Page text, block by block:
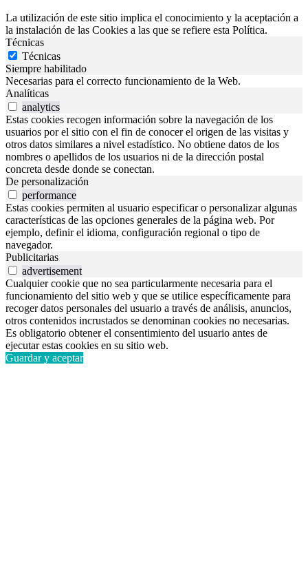
La utilización de este sitio implica el conocimiento y la aceptación a
la instalación de las Cookies a las que se refiere esta Política.
Técnicas
Técnicas
Siempre habilitado
Necesarias para el correcto funcionamiento de la Web.
Analíticas
analytics
Estas cookies recogen información sobre la navegación de los
usuarios por el sitio con el fin de conocer el origen de las visitas y
otros datos similares a nivel estadístico. No obtiene datos de los
nombres o apellidos de los usuarios ni de la dirección postal
concreta desde donde se conectan.
De personalización
performance
Estas cookies permiten al usuario especificar o personalizar algunas
características de las opciones generales de la página web. Por
ejemplo, definir el idioma, configuración regional o tipo de
navegador.
Publicitarias
advertisement
Cualquier cookie que no sea particularmente necesaria para el
funcionamiento del sitio web y que se utilice específicamente para
recoger datos personales del usuario a través de análisis, anuncios,
otros contenidos incrustados se denominan cookies no necesarias.
Es obligatorio obtener el consentimiento del usuario antes de
ejecutar estas cookies en su sitio web.
Guardar y aceptar